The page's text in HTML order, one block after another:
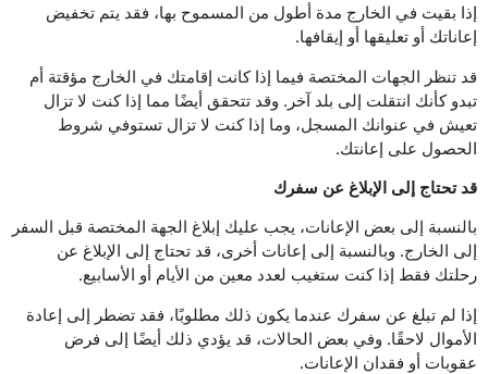
إذا بقيت في الخارج مدة أطول من المسموح بها، فقد يتم تخفيض
إعاناتك أو تعليقها أو إيقافها.
قد تنظر الجهات المختصة فيما إذا كانت إقامتك في الخارج مؤقتة أم
تبدو كأنك انتقلت إلى بلد آخر. وقد تتحقق أيضًا مما إذا كنت لا تزال
تعيش في عنوانك المسجل، وما إذا كنت لا تزال تستوفي شروط
الحصول على إعانتك.
قد تحتاج إلى الإبلاغ عن سفرك
بالنسبة إلى بعض الإعانات، يجب عليك إبلاغ الجهة المختصة قبل السفر
إلى الخارج. وبالنسبة إلى إعانات أخرى، قد تحتاج إلى الإبلاغ عن
رحلتك فقط إذا كنت ستغيب لعدد معين من الأيام أو الأسابيع.
إذا لم تبلغ عن سفرك عندما يكون ذلك مطلوبًا، فقد تضطر إلى إعادة
الأموال لاحقًا. وفي بعض الحالات، قد يؤدي ذلك أيضًا إلى فرض
عقوبات أو فقدان الإعانات.